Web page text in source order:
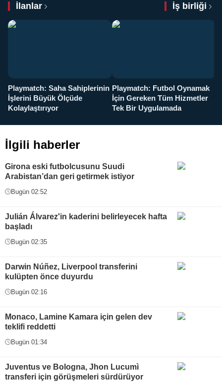
İlanlar İş birliği
Playmatch: Saha Sahiplerinin
İşlerini Büyük Ölçüde
Kolaylaştırıyor
Playmatch: Futbol Oynamak
İçin Gereken Tüm Hizmetler
Tek Bir Uygulamada
İlgili haberler
Girona eski futbolcusunu Suudi
Arabistan’dan geri getirmek istiyor
Bugün 02:52
Julián Álvarez'in kaderini belirleyecek hafta
başladı
Bugün 02:35
Darwin Núñez, Liverpool transferini
kulüpten önce duyurdu
Bugün 02:16
Monaco, Lamine Kamara için gelen dev
teklifi reddetti
Bugün 01:34
Juventus ve Bologna, Jhon Lucumì
transferi için görüşmeleri sürdürüyor